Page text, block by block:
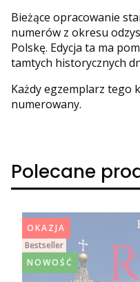
Bieżące opracowanie
numerów z okresu
Polskę. Edycja ta ma
tamtych historycznych
Każdy egzemplarz tego
numerowany.
Polecane
OKAZJA
Bestseller
NOWOŚĆ